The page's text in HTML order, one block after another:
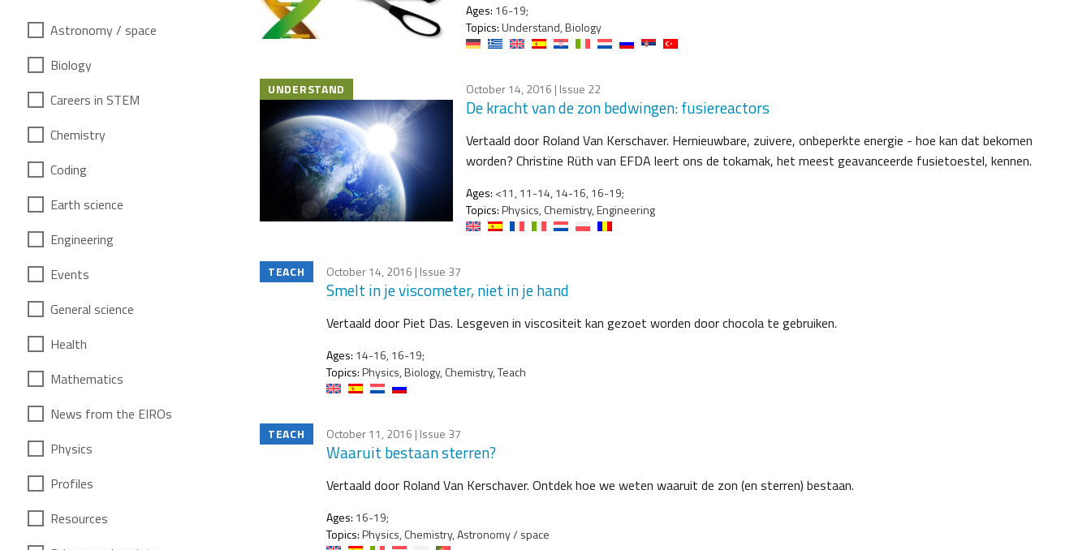
Astronomy / space
Biology
Careers in STEM
Chemistry
Coding
Earth science
Engineering
Events
General science
Health
Mathematics
News from the EIROs
Physics
Profiles
Resources
Ages: 16-19;
Topics:Understand, Biology
UNDERSTAND October 14, 2016 | Issue 22
De kracht van de zon bedwingen: fusiereactors
Vertaald door Roland Van Kerschaver. Hernieuwbare, zuivere, onbeperkte energie - hoe kan dat bekomen
worden? Christine Rüth van EFDA leert ons de tokamak, het meest geavanceerde fusietoestel, kennen.
Ages: <11, 11-14, 14-16, 16-19;
Topics:Physics, Chemistry, Engineering
TEACH October 14, 2016 | Issue 37
Smelt in je viscometer, niet in je hand
Vertaald door Piet Das. Lesgeven in viscositeit kan gezoet worden door chocola te gebruiken.
Ages: 14-16, 16-19;
Topics:Physics, Biology, Chemistry, Teach
TEACH October 11, 2016 | Issue 37
Waaruit bestaan sterren?
Vertaald door Roland Van Kerschaver. Ontdek hoe we weten waaruit de zon (en sterren) bestaan.
Ages: 16-19;
Topics:Physics, Chemistry, Astronomy / space